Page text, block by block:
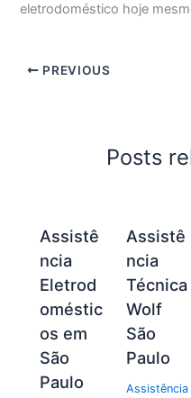
eletrodoméstico hoje
PREVIOUS
Posts
Assistê
ncia
Eletrod
oméstic
os em
São
Paulo
Assistê
ncia
Técnica
Wolf
São
Paulo
Assistência